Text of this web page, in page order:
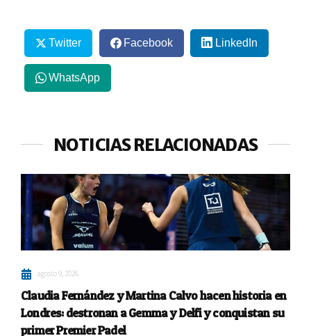
Twitter Facebook LinkedIn
WhatsApp
NOTICIAS RELACIONADAS
agosto 9, 2026
Claudia Fernández y Martina Calvo hacen historia en
Londres: destronan a Gemma y Delfi y conquistan su
primer Premier Padel